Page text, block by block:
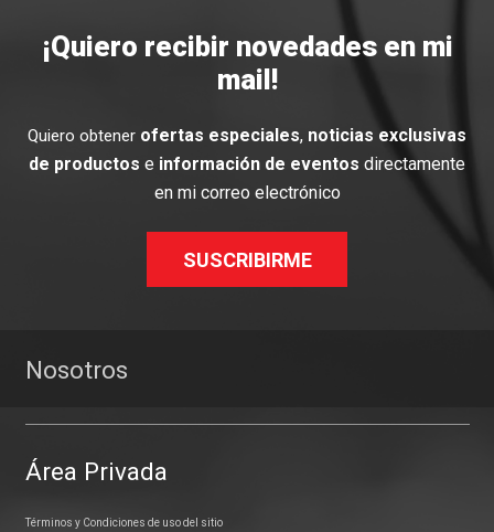
¡Quiero recibir novedades en mi
mail!
Quiero obtener ofertas especiales, noticias exclusivas
de productos e información de eventos directamente
en mi correo electrónico
SUSCRIBIRME
Nosotros
Área Privada
Términos y Condiciones de uso del sitio